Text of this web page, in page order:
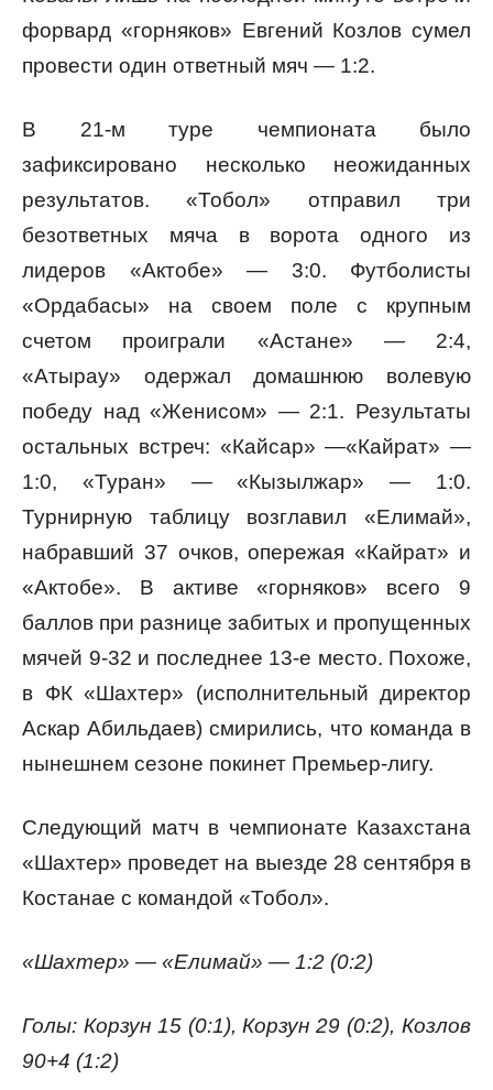
форвард «горняков» Евгений Козлов сумел
провести один ответный мяч — 1:2.
В 21-м туре чемпионата было
зафиксировано несколько неожиданных
результатов. «Тобол» отправил три
безответных мяча в ворота одного из
лидеров «Актобе» — 3:0. Футболисты
«Ордабасы» на своем поле с крупным
счетом проиграли «Астане» — 2:4,
«Атырау» одержал домашнюю волевую
победу над «Женисом» — 2:1. Результаты
остальных встреч: «Кайсар» —«Кайрат» —
1:0, «Туран» — «Кызылжар» — 1:0.
Турнирную таблицу возглавил «Елимай»,
набравший 37 очков, опережая «Кайрат» и
«Актобе». В активе «горняков» всего 9
баллов при разнице забитых и пропущенных
мячей 9-32 и последнее 13-е место. Похоже,
в ФК «Шахтер» (исполнительный директор
Аскар Абильдаев) смирились, что команда в
нынешнем сезоне покинет Премьер-лигу.
Следующий матч в чемпионате Казахстана
«Шахтер» проведет на выезде 28 сентября в
Костанае с командой «Тобол».
«Шахтер» — «Елимай» — 1:2 (0:2)
Голы: Корзун 15 (0:1), Корзун 29 (0:2), Козлов
90+4 (1:2)